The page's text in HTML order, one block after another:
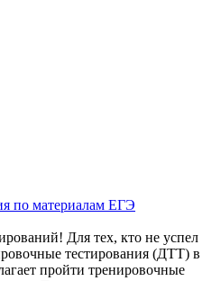
по материалам ЕГЭ
Для тех, кто не успел
тестирования (ДТТ) в
пройти тренировочные